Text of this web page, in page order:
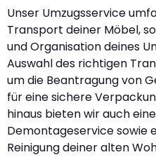
Unser Umzugsservice
Transport deiner Möbel,
und Organisation deines
Auswahl des richtigen
um die Beantragung von
für eine sichere
hinaus bieten wir auch
Demontageservice sowie
Reinigung deiner alten